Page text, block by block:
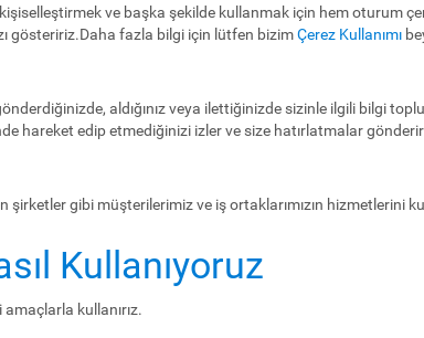
ve başka şekilde kullanmak için hem oturum
gösteririz.Daha fazla bilgi için lütfen bizimÇerez Kullanımı
aldığınız veya ilettiğinizde sizinle ilgili bilgi
hareket edip etmediğinizi izler ve size hatırlatmalar
gibi müşterilerimiz ve iş ortaklarımızın hizmetlerini
Kullanıyoruz
amaçlarla kullanırız.